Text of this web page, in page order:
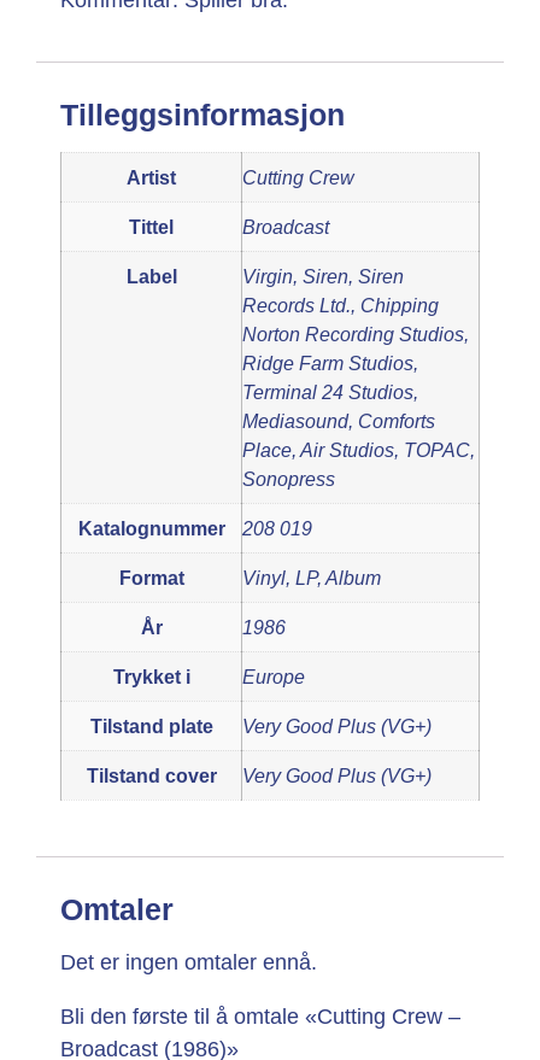
Tilleggsinformasjon
Artist Cutting Crew
Tittel Broadcast
Label
Virgin, Siren, Siren
Records Ltd., Chipping
Norton Recording Studios,
Ridge Farm Studios,
Terminal 24 Studios,
Mediasound, Comforts
Place, Air Studios, TOPAC,
Sonopress
Katalognummer 208 019
Format Vinyl, LP, Album
År 1986
Trykket i Europe
Tilstand plate Very Good Plus (VG+)
Tilstand cover Very Good Plus (VG+)
Omtaler
Det er ingen omtaler ennå.
Bli den første til å omtale «Cutting Crew –
Broadcast (1986)»